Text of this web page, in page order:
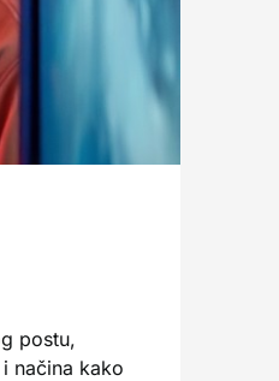
postu,
načina kako